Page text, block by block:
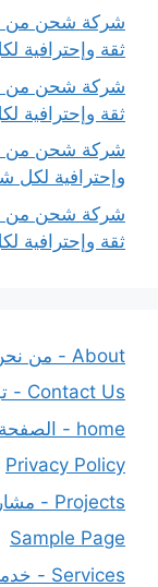
شركة شحن من
ثقة وإحترافية
شركة شحن من
ثقة وإحترافية
شركة شحن من
وإحترافية لكل
شركة شحن من
ثقة وإحترافية
About - من نحن
Contact Us - تواصل معنا
home - الصفحة الرئيسية
Privacy Policy
Projects - مشاريعنا
Sample Page
Services - خدماتنا